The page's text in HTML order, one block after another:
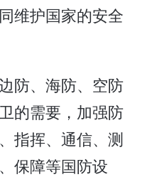
维护国家的安全
防、海防、空防
的需要，加强防
指挥、通信、测
保障等国防设